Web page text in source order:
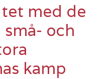
med de
och
kamp